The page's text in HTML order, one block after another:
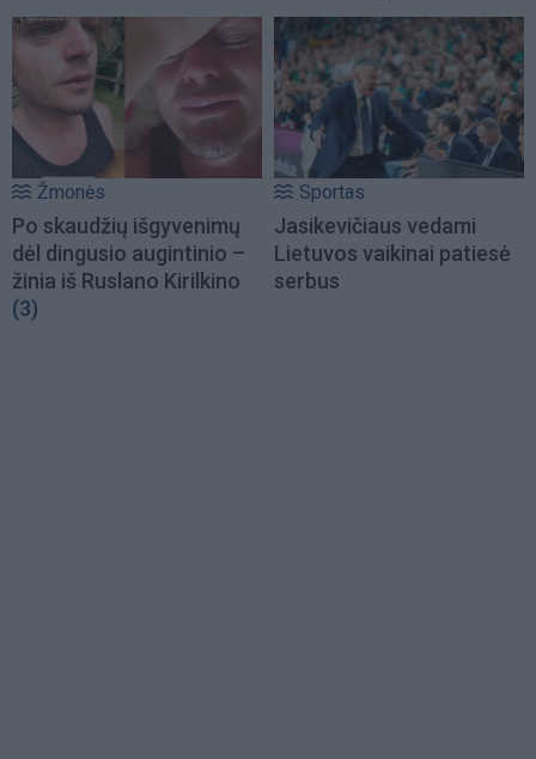
Žmonės
Po skaudžių išgyvenimų
dėl dingusio augintinio –
žinia iš Ruslano Kirilkino
(3)
Sportas
Jasikevičiaus vedami
Lietuvos vaikinai patiesė
serbus